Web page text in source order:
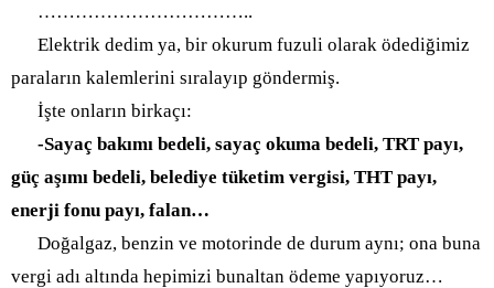
………………………… …..
Elektrik dedim ya, bir okurum fuzuli olarak ödediğimiz
paraların kalemlerini sıralayıp göndermiş.
İşte onların birkaçı:
-Sayaç bakımı bedeli, sayaç okuma bedeli, TRT payı,
güç aşımı bedeli, belediye tüketim vergisi, THT payı,
enerji fonu payı, falan…
Doğalgaz, benzin ve motorinde de durum aynı; ona buna
vergi adı altında hepimizi bunaltan ödeme yapıyoruz…